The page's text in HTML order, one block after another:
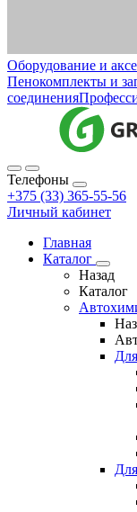
Оборудование и
Пенокомплекты и
соединения
Телефоны
+375 (33) 365-55-56
Личный кабинет
Главная
Каталог
Назад
Каталог